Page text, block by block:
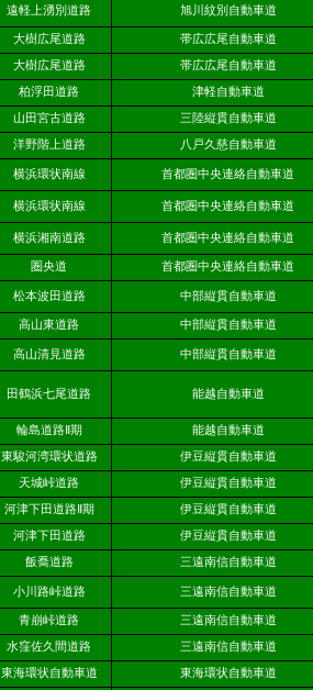
遠軽上湧別道路 旭川紋別自動車道
大樹広尾道路 帯広広尾自動車道
大樹広尾道路 帯広広尾自動車道
柏浮田道路 津軽自動車道
山田宮古道路 三陸縦貫自動車道
洋野階上道路 八戸久慈自動車道
横浜環状南線 首都圏中央連絡自動車道
横浜環状南線 首都圏中央連絡自動車道
横浜湘南道路 首都圏中央連絡自動車道
圏央道 首都圏中央連絡自動車道
松本波田道路 中部縦貫自動車道
高山東道路 中部縦貫自動車道
高山清見道路 中部縦貫自動車道
田鶴浜七尾道路 能越自動車道
輪島道路Ⅱ期 能越自動車道
東駿河湾環状道路 伊豆縦貫自動車道
天城峠道路 伊豆縦貫自動車道
河津下田道路Ⅱ期 伊豆縦貫自動車道
河津下田道路 伊豆縦貫自動車道
飯喬道路 三遠南信自動車道
小川路峠道路 三遠南信自動車道
青崩峠道路 三遠南信自動車道
水窪佐久間道路 三遠南信自動車道
東海環状自動車道 東海環状自動車道